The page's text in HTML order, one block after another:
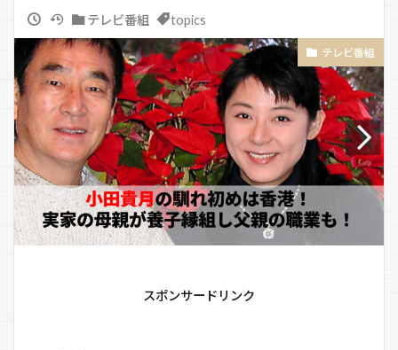
テレビ番組 topics
テレビ番組
スポンサードリンク